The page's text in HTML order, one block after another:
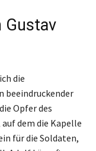
Gustav
die
beeindruckender
Opfer des
dem die Kapelle
für die Soldaten,